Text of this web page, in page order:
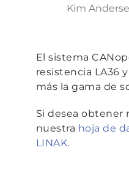
Kim
El sistema
resistencia LA36
más la gama de
Si desea obtener
nuestra hoja de
LINAK.